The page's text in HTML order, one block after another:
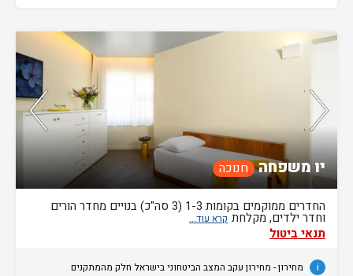
יו משפחה חנוכה
החדרים ממוקמים בקומות 1-3 (3 סה"כ) בנויים מחדר הורים
וחדר ילדים, מקלחת
תנאי ביטול
i מחירון- מחירון עקב המצב הביטחוני בישראל חלק מהמתקנים